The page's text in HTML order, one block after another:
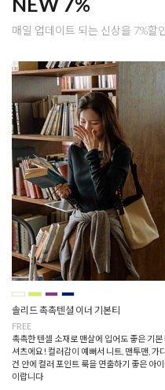
매일 업데이트 되는 신상을 7%할
솔리드 촉촉텐셜 이너 기본티
FREE
촉촉한 텐셀 소재로 맨살에 입어도 좋은 기본
셔츠에요! 컬러감이 예뻐서 니트, 맨투맨, 가
건 안에 컬러 포인트 룩을 연출하기 좋은 아
이랍니다